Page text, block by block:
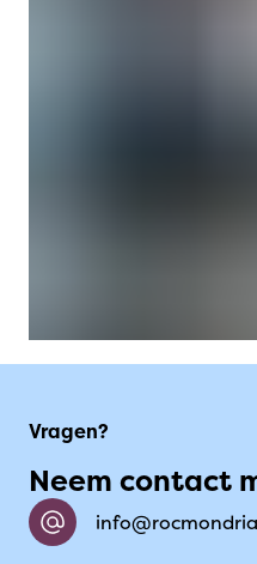
Vragen?
Neem contact